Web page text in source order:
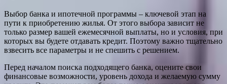
Выбор банка и ипотечной программы – ключевой этап на
пути к приобретению жилья. От этого выбора зависит не
только размер вашей ежемесячной выплаты, но и условия, при
которых вы будете отдавать кредит. Поэтому важно тщательно
взвесить все параметры и не спешить с решением.
Перед началом поиска подходящего банка, оцените свои
финансовые возможности, уровень дохода и желаемую сумму